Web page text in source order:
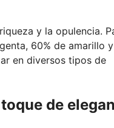
y la opulencia.
60% de amarillo
en diversos tipos de
de